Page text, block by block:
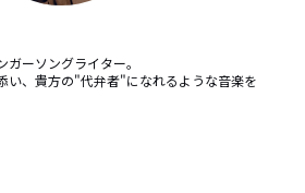
ガーソングライター。
い、貴方の"代弁者"になれるような音楽を